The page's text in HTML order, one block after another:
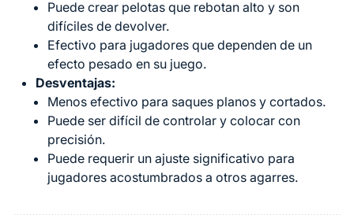
Puede crear pelotas que rebotan alto y son
difíciles de devolver.
Efectivo para jugadores que dependen de un
efecto pesado en su juego.
Desventajas:
Menos efectivo para saques planos y cortados.
Puede ser difícil de controlar y colocar con
precisión.
Puede requerir un ajuste significativo para
jugadores acostumbrados a otros agarres.